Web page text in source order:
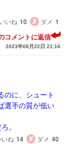
いいね 10 ダメ 1
コメントに返信
2023年08月22日 21:16
のに、シュート
選手の質が低い
。
いね 14 ダメ 40